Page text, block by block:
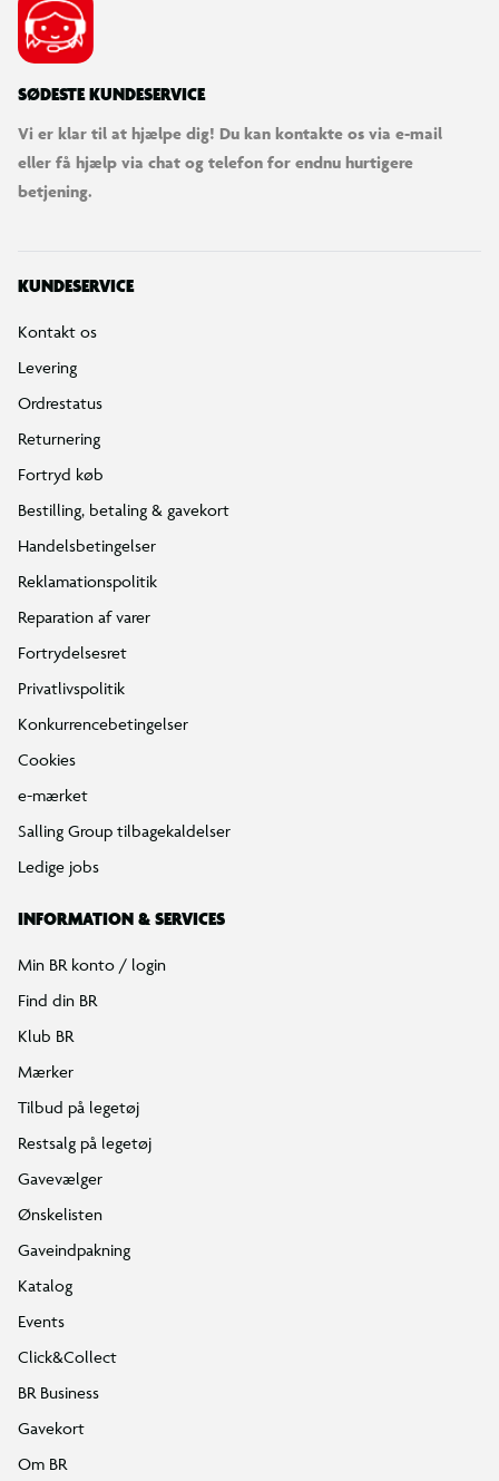
SØDESTE KUNDESERVICE
Vi er klar til at hjælpe dig! Du kan kontakte os via e-mail
eller få hjælp via chat og telefon for endnu hurtigere
betjening.
KUNDESERVICE
Kontakt os
Levering
Ordrestatus
Returnering
Fortryd køb
Bestilling, betaling & gavekort
Handelsbetingelser
Reklamationspolitik
Reparation af varer
Fortrydelsesret
Privatlivspolitik
Konkurrencebetingelser
Cookies
e-mærket
Salling Group tilbagekaldelser
Ledige jobs
INFORMATION & SERVICES
Min BR konto / login
Find din BR
Klub BR
Mærker
Tilbud på legetøj
Restsalg på legetøj
Gavevælger
Ønskelisten
Gaveindpakning
Katalog
Events
Click&Collect
BR Business
Gavekort
Om BR